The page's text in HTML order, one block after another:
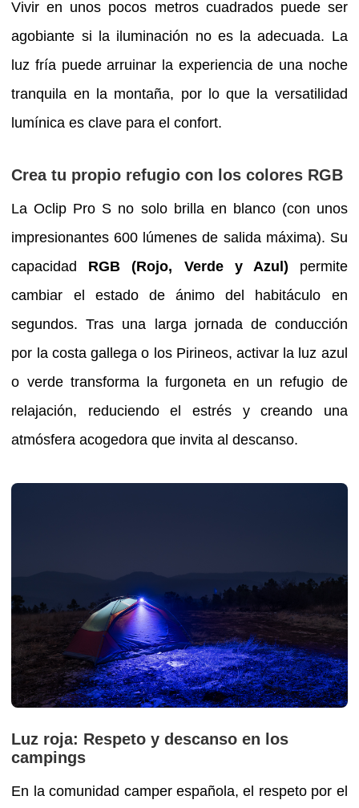
Vivir en unos pocos metros cuadrados puede ser
agobiante si la iluminación no es la adecuada. La
luz fría puede arruinar la experiencia de una noche
tranquila en la montaña, por lo que la versatilidad
lumínica es clave para el confort.
Crea tu propio refugio con los colores RGB
La Oclip Pro S no solo brilla en blanco (con unos
impresionantes 600 lúmenes de salida máxima). Su
capacidad RGB (Rojo, Verde y Azul) permite
cambiar el estado de ánimo del habitáculo en
segundos. Tras una larga jornada de conducción
por la costa gallega o los Pirineos, activar la luz azul
o verde transforma la furgoneta en un refugio de
relajación, reduciendo el estrés y creando una
atmósfera acogedora que invita al descanso.
Luz roja: Respeto y descanso en los
campings
En la comunidad camper española, el respeto por el